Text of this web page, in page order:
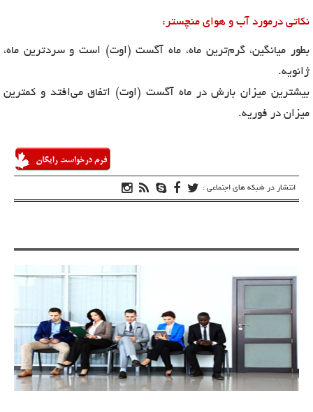
نکاتی درمورد آب و هوای منچستر:
بطور میانگین، گرم‌ترین ماه، ماه آگست (اوت) است و سردترین ماه،
ژانویه.
بیشترین میزان بارش در ماه آگست (اوت) اتفاق می‌افتد و کمترین
میزان در فوریه.
انتشار در شبکه های اجتماعی :